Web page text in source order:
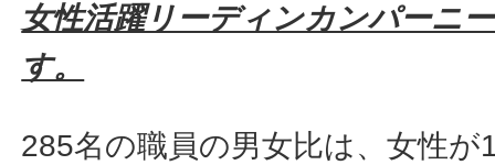
女性活躍リーディンカンパーニ
す。
285名の職員の男女比は、女性